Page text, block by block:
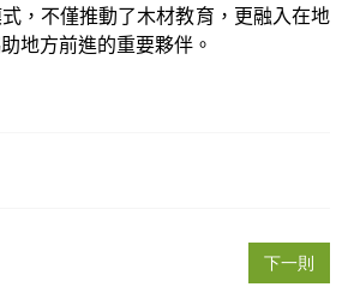
，不僅推動了木材教育，更融入在地
地方前進的重要夥伴。
下一則